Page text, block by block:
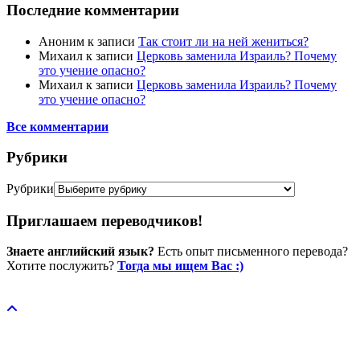
Последние комментарии
Аноним к записи Так стоит ли на ней жениться?
Михаил к записи Церковь заменила Израиль? Почему
это учение опасно?
Михаил к записи Церковь заменила Израиль? Почему
это учение опасно?
Все комментарии
Рубрики
Рубрики
Приглашаем переводчиков!
Знаете английский язык? Есть опыт письменного перевода?
Хотите послужить? Тогда мы ищем Вас :)